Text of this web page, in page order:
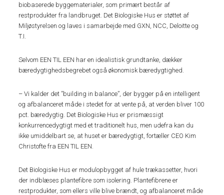
biobaserede byggematerialer, som primært består af
restprodukter fra landbruget. Det Biologiske Hus er støttet af
Miljøstyrelsen og laves i samarbejde med GXN, NCC, Deloitte og
T.I.
Selvom EEN TIL EEN har en idealistisk grundtanke, dækker
bæredygtighedsbegrebet også økonomisk bæredygtighed.
– Vi kalder det ”building in balance”, der bygger på en intelligent
og afbalanceret måde i stedet for at vente på, at verden bliver 100
pct. bæredygtig. Det Biologiske Hus er prismæssigt
konkurrencedygtigt med et traditionelt hus, men udefra kan du
ikke umiddelbart se, at huset er bæredygtigt, fortæller CEO Kim
Christofte fra EEN TIL EEN.
Det Biologiske Hus er modulopbygget af hule trækassetter, hvori
der indblæses plantefibre som isolering. Plantefibrene er
restprodukter, som ellers ville blive brændt, og afbalanceret måde